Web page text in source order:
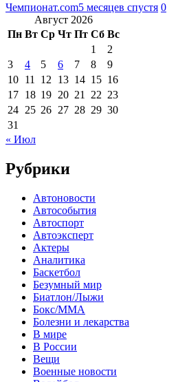
Чемпионат.com5 месяцев спустя 0
Август 2026
Пн Вт Ср Чт Пт Сб Вс
1
2
3
4 5 6 7 8
9
10 11 12 13 14 15 16
17 18 19 20 21 22 23
24 25 26 27 28 29 30
31
« Июл
Рубрики
Автоновости
Автособытия
Автоспорт
Автоэксперт
Актеры
Аналитика
Баскетбол
Безумный мир
Биатлон/Лыжи
Бокс/MMA
Болезни и лекарства
В мире
В России
Вещи
Военные новости